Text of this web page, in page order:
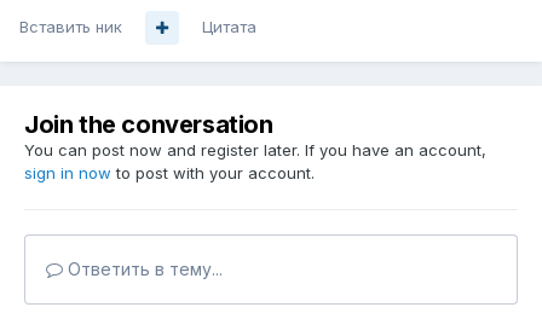
Вставить ник Цитата
Join the conversation
You can post now and register later. If you have an account,
sign in now to post with your account.
Ответить в тему...